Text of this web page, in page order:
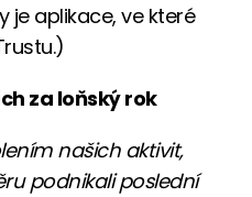
je aplikace, ve které
za loňský rok
našich aktivit,
podnikali poslední